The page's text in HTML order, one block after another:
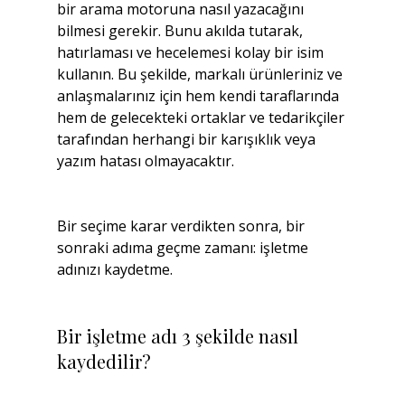
bir arama motoruna nasıl yazacağını
bilmesi gerekir. Bunu akılda tutarak,
hatırlaması ve hecelemesi kolay bir isim
kullanın. Bu şekilde, markalı ürünleriniz ve
anlaşmalarınız için hem kendi taraflarında
hem de gelecekteki ortaklar ve tedarikçiler
tarafından herhangi bir karışıklık veya
yazım hatası olmayacaktır.
Bir seçime karar verdikten sonra, bir
sonraki adıma geçme zamanı: işletme
adınızı kaydetme.
Bir işletme adı 3 şekilde nasıl
kaydedilir?